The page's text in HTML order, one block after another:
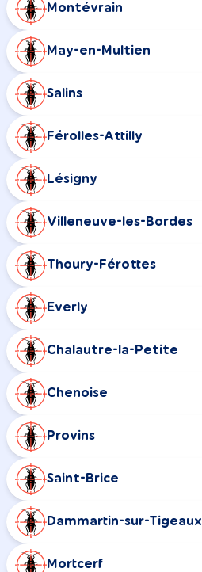
Montévrain
May-en-Multien
Salins
Férolles-Attilly
Lésigny
Villeneuve-les-Bordes
Thoury-Férottes
Everly
Chalautre-la-Petite
Chenoise
Provins
Saint-Brice
Dammartin-sur-Tigeaux
Mortcerf